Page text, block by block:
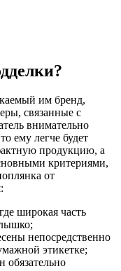
им бренд,
связанные с
внимательно
ему легче будет
продукцию, а
критериями,
от
широкая часть
непосредственно
этикетке;
обязательно